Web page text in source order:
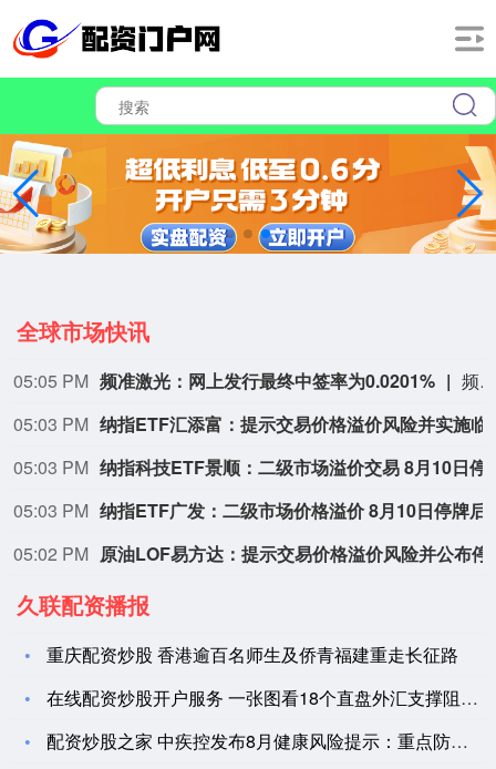
全球市场快讯
05:05 PM 频准激光：网上发行最终中签率为0.0201%
频准激光8月9日公告，回拨机制启动后，网上发行最终中签率为0.0201%。
05:03 PM
05:03 PM
05:03 PM
05:02 PM
久联配资播报
重庆配资炒股 香港逾百名师生及侨青福建重走长征路
在线配资炒股开户服务 一张图看18个直盘外汇支撑阻力：美元+
配资炒股之家 中疾控发布8月健康风险提示：重点防范蚊虫叮咬和